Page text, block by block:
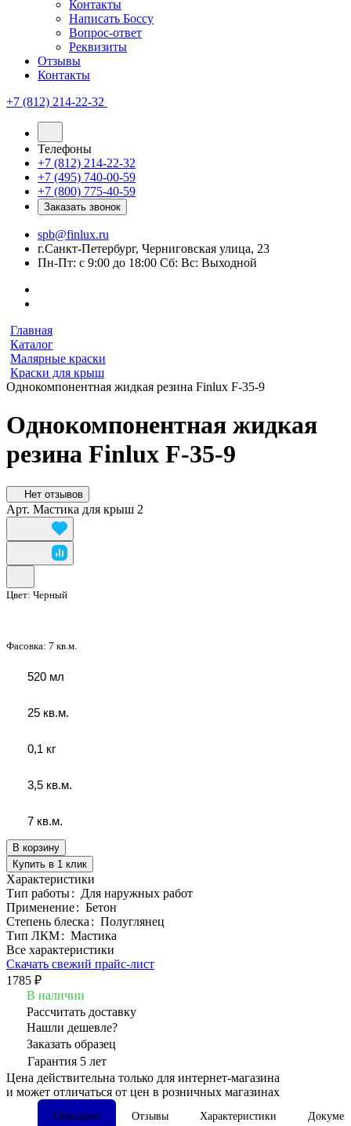
Контакты
Написать Боссу
Вопрос-ответ
Реквизиты
Отзывы
Контакты
+7 (812) 214-22-32
Телефоны
+7 (812) 214-22-32
+7 (495) 740-00-59
+7 (800) 775-40-59
Заказать звонок
spb@finlux.ru
г.Санкт-Петербург, Черниговская улица, 23
Пн-Пт: с 9:00 до 18:00 Сб: Вс: Выходной
Главная
Каталог
Малярные краски
Краски для крыш
Однокомпонентная жидкая резина Finlux F-35-9
Однокомпонентная жидкая
резина Finlux F-35-9
Нет отзывов
Арт. Мастика для крыш 2
Цвет: Черный
Фасовка: 7 кв.м.
520 мл
25 кв.м.
0,1 кг
3,5 кв.м.
7 кв.м.
В корзину
Купить в 1 клик
Характеристики
Тип работы: Для наружных работ
Применение: Бетон
Степень блеска : Полуглянец
Тип ЛКМ: Мастика
Все характеристики
Скачать свежий прайс-лист
1785 ₽
В наличии
Рассчитать доставку
Нашли дешевле?
Заказать образец
Гарантия 5 лет
Цена действительна только для интернет-магазина
и может отличаться от цен в розничных магазинах
Описание Отзывы Характеристики